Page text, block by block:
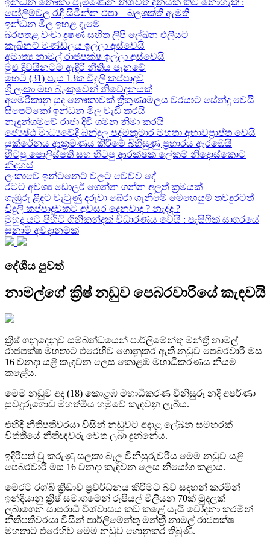
ඉන්ධන නෞකා පැමිණෙන නිශ්චිත දිනයක් කිව නොහැකි :
පෝලිම්වල රැඳී සිටින්න එපා – බලශක්ති ඇමති
ඉන්ධන මිල ඉහළ දැමේ
බරපතළ වංචා දූෂණ සහිත ලිපි ලේඛන එලියට
කැබිනට් මණ්ඩලය ඉල්ලා අස්වෙයි
අමාත්‍ය නාමල් රාජපක්ෂ ඉල්ලා අස්වෙයි
මුළු දිවයිනටම ඇඳිරි නීතිය පැනවේ
හෙට (31) පැය 13ක විදුලි කප්පාදුව
ශ්‍රී ලංකා මහ බැංකුවෙන් නිවේදනයක්
අමෙරිකානු යුද නෞකාවක් ත්‍රිකුණාමලය වරයාට සේන්දු වෙයි
සිපෙට්කෝ ඉන්ධන මිල වැඩි කරයි
නැදුන්ගමුවේ රාජා දිවි ගමන නිමා කරයි
ජ්‍යෙෂ්ඨ මාධ්‍යවේදි බන්දුල පද්මකුමාර මහතා අභාවප්‍රාප්ත වෙයි
යුක්රේනය ආක්‍රමණය කිරීමේ බිහිසුණු ප්‍රහාරය ඇරඹෙයි
හිටපු පොලිස්පති සහ හිටපු ආරක්ෂක ලේකම් නිදොස්කොට
නිදහස්
ලංකාවේ ඉන්ටනෙට් වලට වෙච්ච දේ
රටට අවශ්‍ය ඩොලර් ගෙන්න ගන්න අලුත් ක්‍රමයක්
ගැඹුරු ළිදට වැටුණු දරුවා බේරා ගැනීමේ මෙහෙයුම් තවදුරටත්
විදුලි කප්පාදුවකට අවසර දෙනවාද ? නැද්ද ?
මුහුද යට පිහිටි ගිනිකන්දක් විධාරණය වෙයි : පැසිෆික් සාගරයේ
සුනාමි අවදානමක්
දේශීය පුවත්
නාමල්ගේ ක්‍රිෂ් නඩුව පෙබරවාරියේ කැඳවයි
ක්‍රිෂ් ගනුදෙනුව සම්බන්ධයෙන් පාර්ලිමේන්තු මන්ත්‍රී නාමල්
රාජපක්ෂ මහතාට එරෙහිව ගොනුකර ඇති නඩුව පෙබරවාරි මස
16 වනදා යළි කැඳවන ලෙස කොළඹ මහාධිකරණය නියම
කළේය.
මෙම නඩුව අද (18) කොළඹ මහාධිකරණ විනිසුරු නදී අපර්ණා
සුවදූරුගොඩ මහත්මිය හමුවේ කැඳවනු ලැබීය.
එහිදී නීතිපතිවරයා විසින් නඩුවට අදාළ ලේඛන සමහරක්
විත්තියේ නීතිඥවරු වෙත ලබා දුන්නේය.
ඉදිරිපත් වූ කරුණු සලකා බැලූ විනිසුරුවරිය මෙම නඩුව යළි
පෙබරවාරි මස 16 වනදා කැඳවන ලෙස නියෝග කළාය.
මෙරට රග්බි ක්‍රීඩාව ප්‍රවර්ධනය කිරීමට බව සඳහන් කරමින්
ඉන්දියානු ක්‍රිෂ් සමාගමෙන් රුපියල් මිලියන 70ක් මුදලක්
ලබාගෙන සාපරාධි විශ්වාසය කඩ කළේ යැයි චෝදනා කරමින්
නීතිපතිවරයා විසින් පාර්ලිමේන්තු මන්ත්‍රී නාමල් රාජපක්ෂ
මහතාට එරෙහිව මෙම නඩුව ගොනුකර තිබුණි.